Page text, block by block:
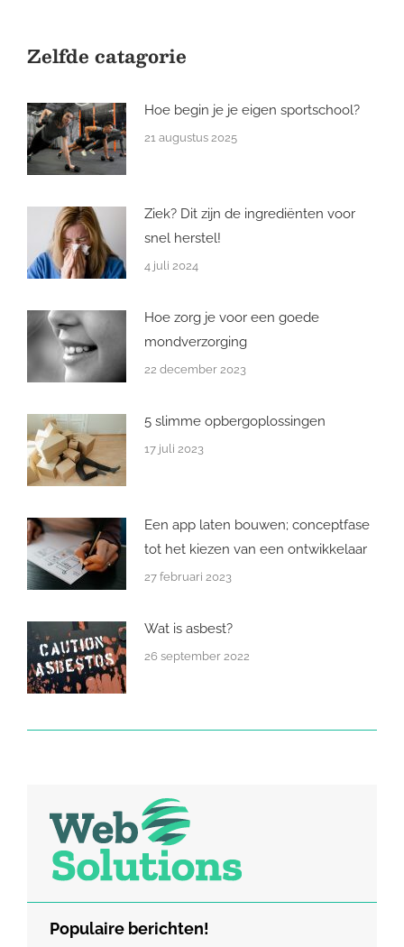
Zelfde catagorie
Hoe begin je je eigen sportschool?
21 augustus 2025
Ziek? Dit zijn de ingrediënten voor
snel herstel!
4 juli 2024
Hoe zorg je voor een goede
mondverzorging
22 december 2023
5 slimme opbergoplossingen
17 juli 2023
Een app laten bouwen; conceptfase
tot het kiezen van een ontwikkelaar
27 februari 2023
Wat is asbest?
26 september 2022
Populaire berichten!